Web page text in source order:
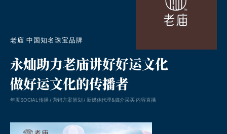
老庙 中国知名珠宝品牌
永灿助力老庙讲好好运文化
做好运文化的传播者
年度SOCIAL传播 / 营销方案策划 / 新媒体代理&媒介采买 内容直播